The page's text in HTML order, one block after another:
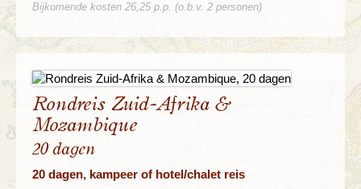
Bijkomende kosten 26,25 p.p. (o.b.v. 2 personen)
Rondreis Zuid-Afrika &
Mozambique
20 dagen
20 dagen, kampeer of hotel/chalet reis